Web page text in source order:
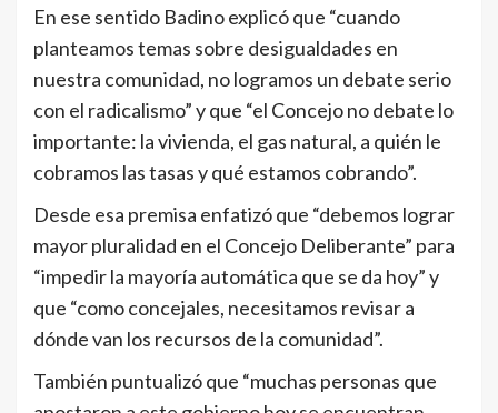
En ese sentido Badino explicó que “cuando
planteamos temas sobre desigualdades en
nuestra comunidad, no logramos un debate serio
con el radicalismo” y que “el Concejo no debate lo
importante: la vivienda, el gas natural, a quién le
cobramos las tasas y qué estamos cobrando”.
Desde esa premisa enfatizó que “debemos lograr
mayor pluralidad en el Concejo Deliberante” para
“impedir la mayoría automática que se da hoy” y
que “como concejales, necesitamos revisar a
dónde van los recursos de la comunidad”.
También puntualizó que “muchas personas que